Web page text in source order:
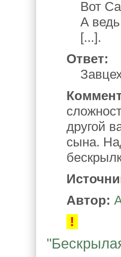
Вот Са
А ведь
[...].
Ответ:
другой
сына.
Автор:
!